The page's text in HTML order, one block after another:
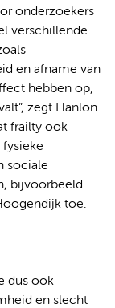
onderzoekers
verschillende
en afname van
hebben op,
zegt Hanlon.
frailty ook
fysieke
sociale
bijvoorbeeld
toe.
dus ook
en slecht